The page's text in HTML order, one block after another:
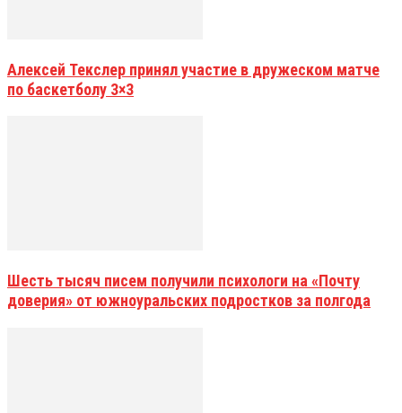
Алексей Текслер принял участие в дружеском матче
по баскетболу 3×3
Шесть тысяч писем получили психологи на «Почту
доверия» от южноуральских подростков за полгода